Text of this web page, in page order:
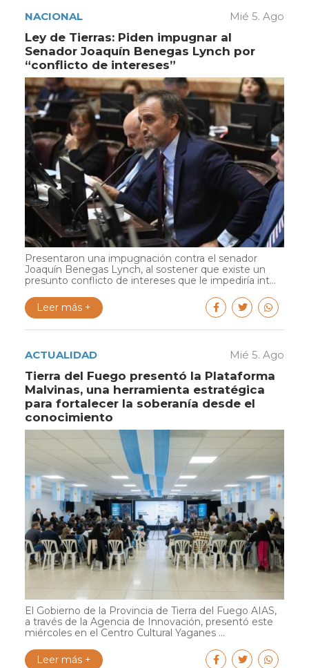
NACIONAL Mié 5. Ago
Ley de Tierras: Piden impugnar al
Senador Joaquín Benegas Lynch por
“conflicto de intereses”
Presentaron una impugnación contra el senador
Joaquín Benegas Lynch, al sostener que existe un
presunto conflicto de intereses que le impediría int...
Leer más +
ACTUALIDAD Mié 5. Ago
Tierra del Fuego presentó la Plataforma
Malvinas, una herramienta estratégica
para fortalecer la soberanía desde el
conocimiento
El Gobierno de la Provincia de Tierra del Fuego AIAS,
a través de la Agencia de Innovación, presentó este
miércoles en el Centro Cultural Yaganes ...
Leer más +